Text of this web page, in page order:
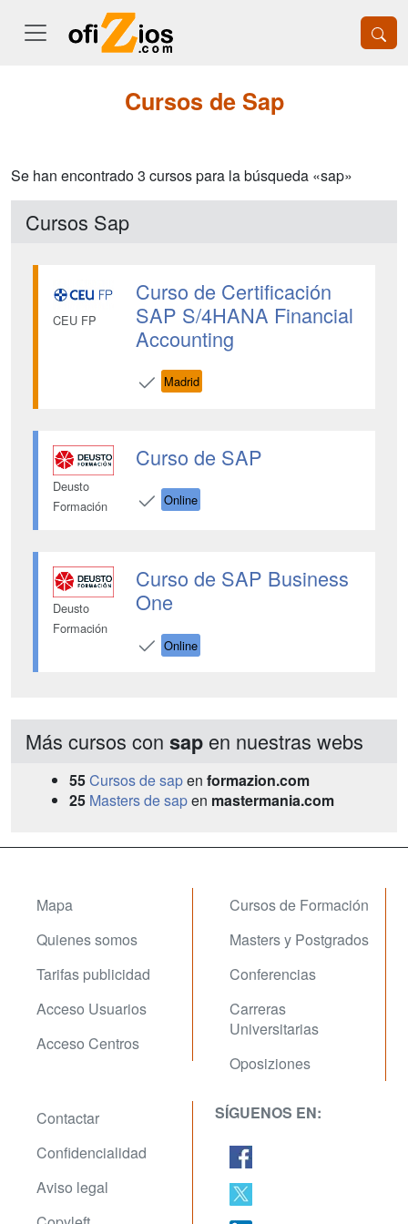
Cursos de Sap
Se han encontrado 3 cursos para la búsqueda «sap»
Cursos Sap
CEU FP
Curso de Certificación
SAP S/4HANA Financial
Accounting
Madrid
Deusto
Formación
Curso de SAP
Online
Deusto
Formación
Curso de SAP Business
One
Online
Más cursos con sap en nuestras webs
55Cursos de sapen formazion.com
25 Masters de sapen mastermania.com
Mapa
Quienes somos
Tarifas publicidad
Acceso Usuarios
Acceso Centros
Cursos de Formación
Masters y Postgrados
Conferencias
Carreras
Universitarias
Oposiziones
Contactar
Confidencialidad
Aviso legal
SÍGUENOS EN: